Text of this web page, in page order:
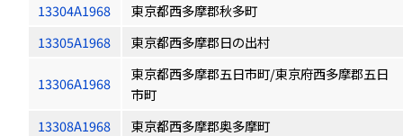
13304A1968
東京都西多摩郡秋多町
13305A1968
東京都西多摩郡日の出村
13306A1968
東京都西多摩郡五日市町/東京府西多摩郡五日
市町
13308A1968
東京都西多摩郡奥多摩町